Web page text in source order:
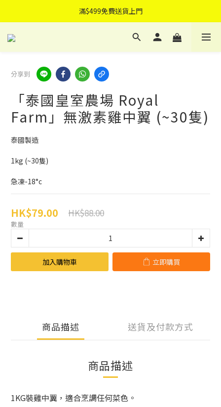
滿$399全港18區順豐站免費自取
滿$499免費送貨上門
可指定送貨日子
分享到
「泰國皇室農場 Royal
Farm」無激素雞中翼 (~30隻)
泰國製造
1kg (~30隻)
急凍-18°c
HK$79.00 HK$88.00
數量
加入購物車 立即購買
商品描述 送貨及付款方式
商品描述
1KG裝雞中翼，適合烹調任何菜色。